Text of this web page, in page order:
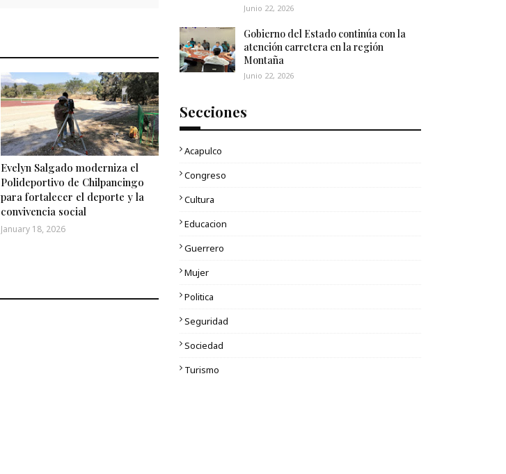
Evelyn Salgado moderniza el
Polideportivo de Chilpancingo
para fortalecer el deporte y la
convivencia social
January 18, 2026
Junio 22, 2026
Gobierno del Estado continúa con la
atención carretera en la región
Montaña
Junio 22, 2026
Secciones
Acapulco
Congreso
Cultura
Educacion
Guerrero
Mujer
Politica
Seguridad
Sociedad
Turismo